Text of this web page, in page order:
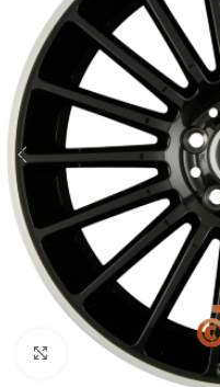
Zum Vergrößern klicken